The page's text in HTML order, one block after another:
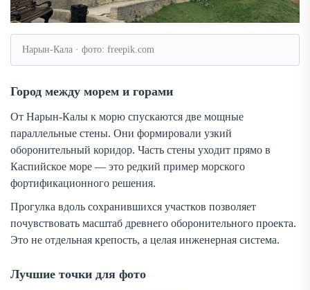
Нарын-Кала · фото: freepik.com
Город между морем и горами
От Нарын-Калы к морю спускаются две мощные
параллельные стены. Они формировали узкий
оборонительный коридор. Часть стены уходит прямо в
Каспийское море — это редкий пример морского
фортификационного решения.
Прогулка вдоль сохранившихся участков позволяет
почувствовать масштаб древнего оборонительного проекта.
Это не отдельная крепость, а целая инженерная система.
Лучшие точки для фото